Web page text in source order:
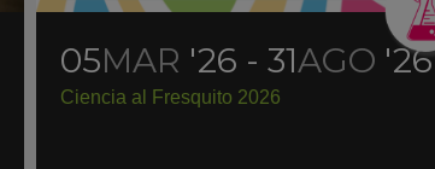
05MAR '26 - 31AGO '26
Ciencia al Fresquito 2026